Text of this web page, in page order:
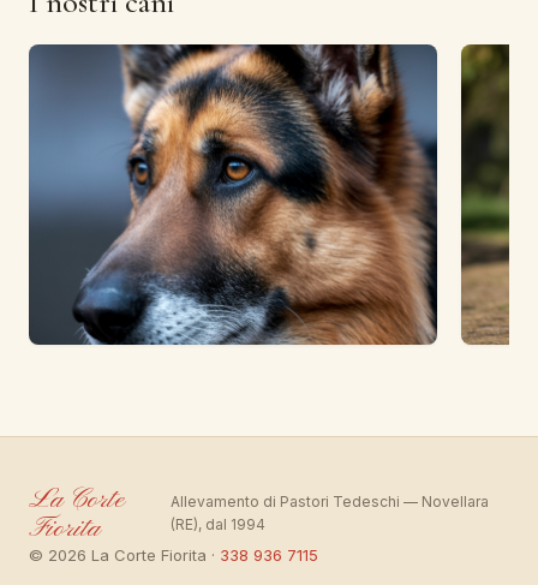
La Corte
Fiorita
Allevamento di Pastori Tedeschi — Novellara
(RE), dal 1994
© 2026 La Corte Fiorita · 338 936 7115